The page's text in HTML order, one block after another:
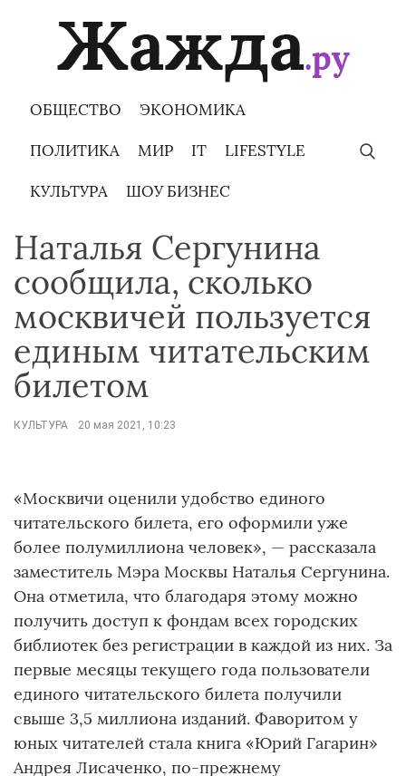
ОБЩЕСТВО ЭКОНОМИКА
ПОЛИТИКА МИР IT LIFESTYLE
КУЛЬТУРА ШОУ БИЗНЕС
Наталья Сергунина
сообщила, сколько
москвичей пользуется
единым читательским
билетом
КУЛЬТУРА 20 мая 2021, 10:23
«Москвичи оценили удобство единого
читательского билета, его оформили уже
более полумиллиона человек», — рассказала
заместитель Мэра Москвы Наталья Сергунина.
Она отметила, что благодаря этому можно
получить доступ к фондам всех городских
библиотек без регистрации в каждой из них. За
первые месяцы текущего года пользователи
единого читательского билета получили
свыше 3,5 миллиона изданий. Фаворитом у
юных читателей стала книга «Юрий Гагарин»
Андрея Лисаченко, по-прежнему